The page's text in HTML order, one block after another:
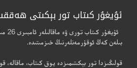
ئۇيغۇر كىتاب تور بېكىتى
بىلەن كەڭ ئوقۇرمەنلەرنىڭ خىزمىتىدە.
قولىڭىزدا تور بېكىتىمىزدە يوق كىتاب، ماقالە،